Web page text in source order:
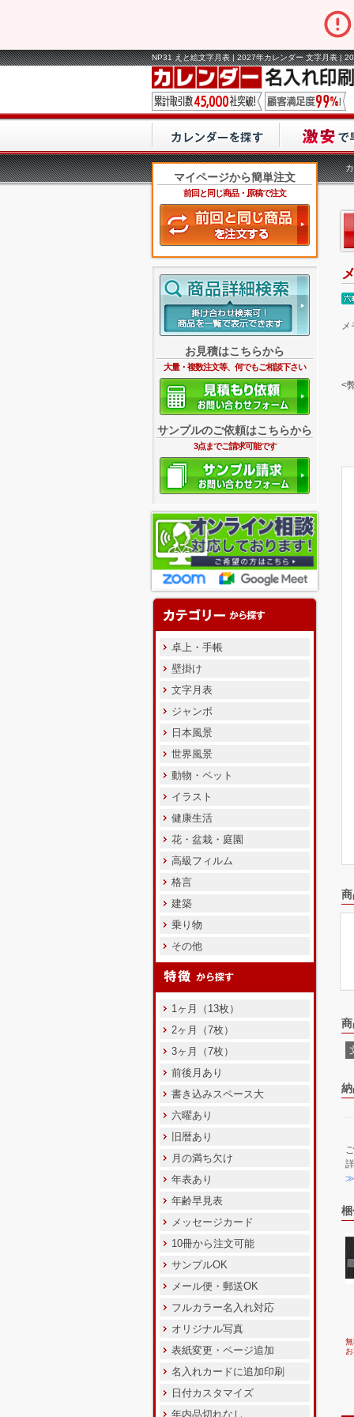
NP31 えと絵文字月表 | 2027年カレンダー 文字月表 |
マイページから簡単注文
前回と同じ商品・原稿で注文
お見積はこちらから
大量・複数注文等、何でもご相談下さい
サンプルのご依頼はこちらから
3点までご請求可能です
卓上・手帳
壁掛け
文字月表
ジャンボ
日本風景
世界風景
動物・ペット
イラスト
健康生活
花・盆栽・庭園
高級フィルム
格言
建築
乗り物
その他
1ヶ月（13枚）
2ヶ月（7枚）
3ヶ月（7枚）
前後月あり
書き込みスペース大
六曜あり
旧暦あり
月の満ち欠け
年表あり
年齢早見表
メッセージカード
10冊から注文可能
サンプルOK
メール便・郵送OK
フルカラー名入れ対応
オリジナル写真
表紙変更・ページ追加
名入れカードに追加印刷
日付カスタマイズ
年内品切れなし
<
≫